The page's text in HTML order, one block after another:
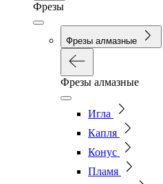
Фрезы
Фрезы алмазные
Фрезы алмазные
Игла
Капля
Конус
Пламя